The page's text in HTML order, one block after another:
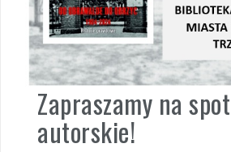
Zapraszamy na
autorskie!